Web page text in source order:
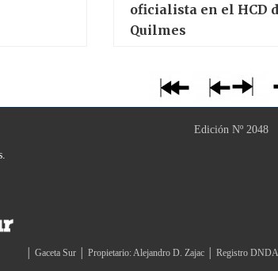
oficialista en el HCD
Quilmes
Edición Nº 2048
│ Gaceta Sur │ Propietario: Alejandro D. Zajac │ Registro